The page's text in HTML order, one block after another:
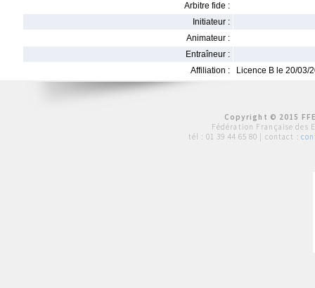
Arbitre fide :
Initiateur :
Animateur :
Entraîneur :
Affiliation :
Licence B le 20/03/
Copyright © 2015
Fédération Française des
tél : 01 39 44 65 80 | contact :